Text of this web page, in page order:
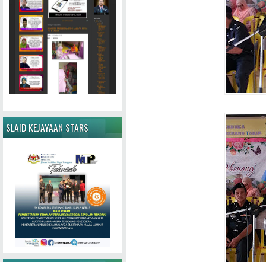
SLAID KEJAYAAN STARS